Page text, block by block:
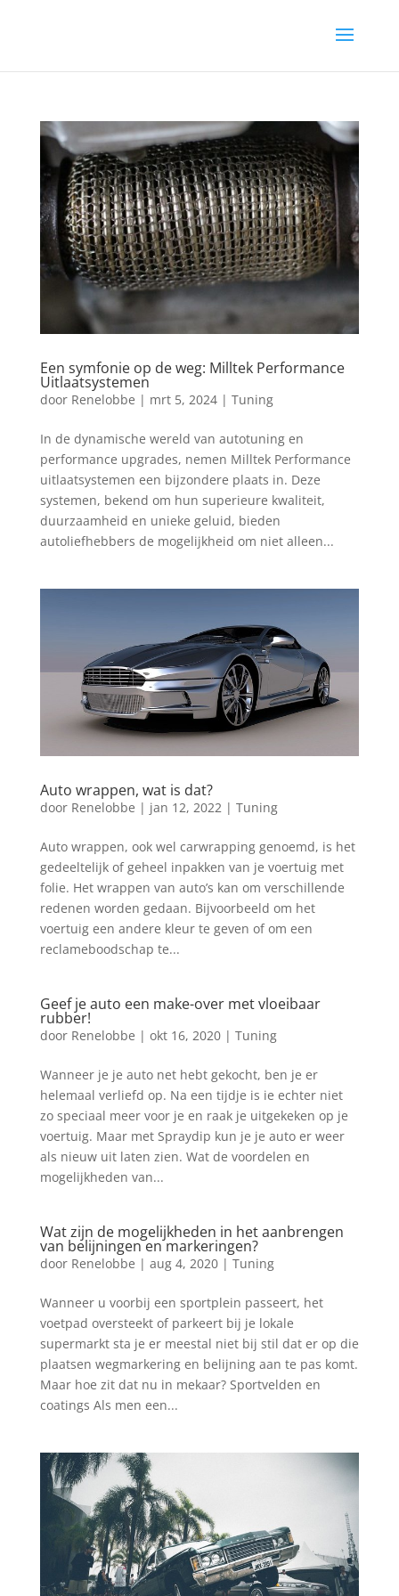
Een symfonie op de weg: Milltek Performance
Uitlaatsystemen
door Renelobbe | mrt 5, 2024| Tuning
In de dynamische wereld van autotuning en
performance upgrades, nemen Milltek Performance
uitlaatsystemen een bijzondere plaats in. Deze
systemen, bekend om hun superieure kwaliteit,
duurzaamheid en unieke geluid, bieden
autoliefhebbers de mogelijkheid om niet alleen...
Auto wrappen, wat is dat?
door Renelobbe | jan 12, 2022| Tuning
Auto wrappen, ook wel carwrapping genoemd, is het
gedeeltelijk of geheel inpakken van je voertuig met
folie. Het wrappen van auto’s kan om verschillende
redenen worden gedaan. Bijvoorbeeld om het
voertuig een andere kleur te geven of om een
reclameboodschap te...
Geef je auto een make-over met vloeibaar
rubber!
door Renelobbe | okt 16, 2020| Tuning
Wanneer je je auto net hebt gekocht, ben je er
helemaal verliefd op. Na een tijdje is ie echter niet
zo speciaal meer voor je en raak je uitgekeken op je
voertuig. Maar met Spraydip kun je je auto er weer
als nieuw uit laten zien. Wat de voordelen en
mogelijkheden van...
Wat zijn de mogelijkheden in het aanbrengen
van belijningen en markeringen?
door Renelobbe | aug 4, 2020| Tuning
Wanneer u voorbij een sportplein passeert, het
voetpad oversteekt of parkeert bij je lokale
supermarkt sta je er meestal niet bij stil dat er op die
plaatsen wegmarkering en belijning aan te pas komt.
Maar hoe zit dat nu in mekaar? Sportvelden en
coatings Als men een...